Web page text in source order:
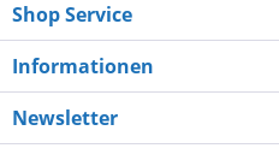
Shop Service
Informationen
Newsletter